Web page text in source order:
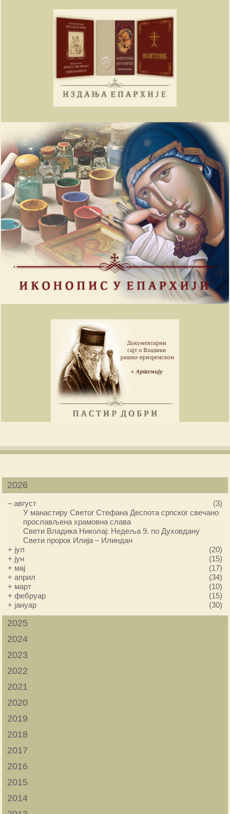
2026
–август
(3)
У манастиру Светог Стефана Деспота српског свечано
прослављена храмовна слава
Свети Владика Николај: Недеља 9. по Духовдану
Свети пророк Илија – Илиндан
+ јул
(20)
+ јун
(15)
+ мај
(17)
+април
(34)
+ март
(10)
+фебруар
(15)
+ јануар (30)
2025
2024
2023
2022
2021
2020
2019
2018
2017
2016
2015
2014